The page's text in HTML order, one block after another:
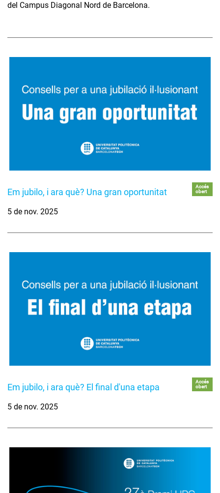
del Campus Diagonal Nord de Barcelona.
Em jubilo, i ara què? Una gran oportunitat
Accés
obert
5 de nov. 2025
Em jubilo, i ara què? El final d'una etapa
Accés
obert
5 de nov. 2025